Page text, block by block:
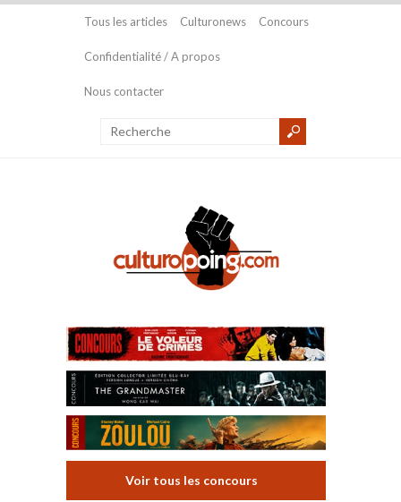
Tous les articles Culturonews Concours
Confidentialité / A propos
Nous contacter
Voir tous les concours